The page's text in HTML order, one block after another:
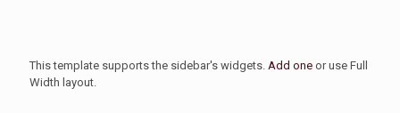
This template supports the sidebar's widgets. Add one or use Full
Width layout.